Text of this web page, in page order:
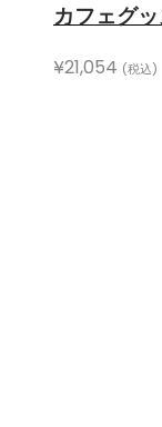
カフェグ
¥21,054 (税込)